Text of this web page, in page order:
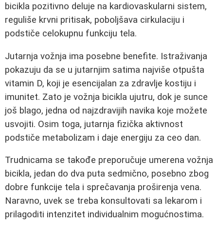
bicikla pozitivno deluje na kardiovaskularni sistem,
reguliše krvni pritisak, poboljšava cirkulaciju i
podstiče celokupnu funkciju tela.
Jutarnja vožnja ima posebne benefite. Istraživanja
pokazuju da se u jutarnjim satima najviše otpušta
vitamin D, koji je esencijalan za zdravlje kostiju i
imunitet. Zato je vožnja bicikla ujutru, dok je sunce
još blago, jedna od najzdravijih navika koje možete
usvojiti. Osim toga, jutarnja fizička aktivnost
podstiče metabolizam i daje energiju za ceo dan.
Trudnicama se takođe preporučuje umerena vožnja
bicikla, jedan do dva puta sedmično, posebno zbog
dobre funkcije tela i sprečavanja proširenja vena.
Naravno, uvek se treba konsultovati sa lekarom i
prilagoditi intenzitet individualnim mogućnostima.